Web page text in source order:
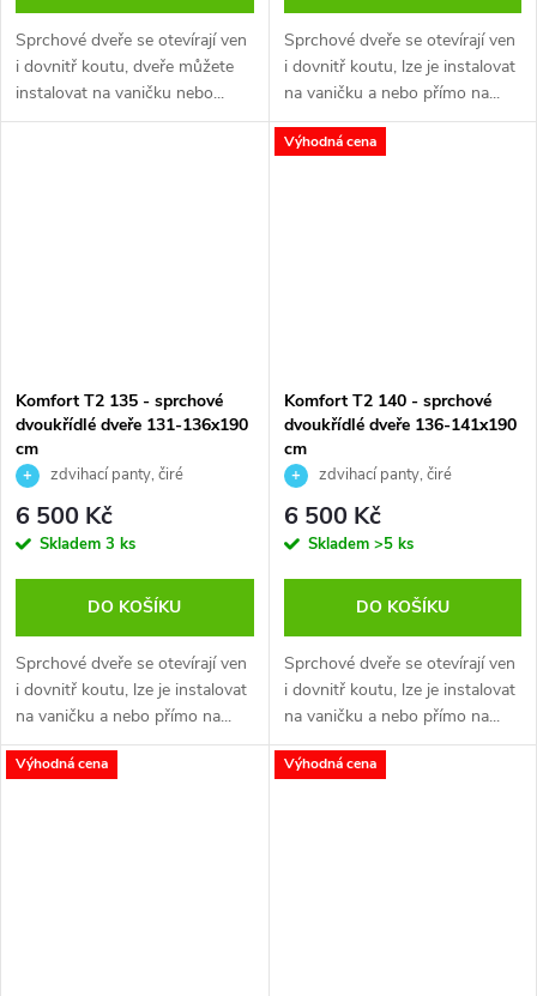
Sprchové dveře se otevírají ven
i dovnitř koutu, dveře můžete
instalovat na vaničku nebo...
Sprchové dveře se otevírají ven
i dovnitř koutu, lze je instalovat
na vaničku a nebo přímo na...
Komfort T2 135 - sprchové
dvoukřídlé dveře 131-136x190
cm
zdvihací panty, čiré
bezpečnostní sklo
6 500 Kč
Skladem 3 ks
DO KOŠÍKU
Sprchové dveře se otevírají ven
i dovnitř koutu, lze je instalovat
na vaničku a nebo přímo na...
Výhodná cena
Komfort T2 140 - sprchové
dvoukřídlé dveře 136-141x190
cm
zdvihací panty, čiré
bezpečnostní sklo
6 500 Kč
Skladem >5 ks
DO KOŠÍKU
Sprchové dveře se otevírají ven
i dovnitř koutu, lze je instalovat
na vaničku a nebo přímo na...
Výhodná cena Výhodná cena